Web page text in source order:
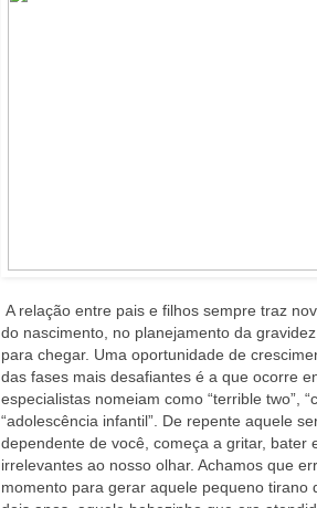
A relação entre pais e filhos sempre traz
do nascimento, no planejamento da
para chegar. Uma oportunidade de
das fases mais desafiantes é a que ocorre
especialistas nomeiam como “terrible two”,
“adolescência infantil”. De repente aquele
dependente de você, começa a gritar, bater
irrelevantes ao nosso olhar. Achamos que
momento para gerar aquele pequeno